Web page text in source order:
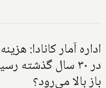
اداره آمار کانادا:
باز بالا می‌رود؟